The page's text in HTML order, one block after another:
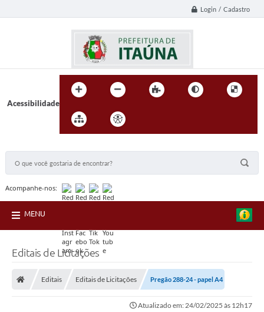
Login / Cadastro
Acessibilidade
Acompanhe-nos:
MENU
Editais de Licitações
Editais Editais de Licitações Pregão 288-24 - papel A4
Atualizado em: 24/02/2025 às 12h17